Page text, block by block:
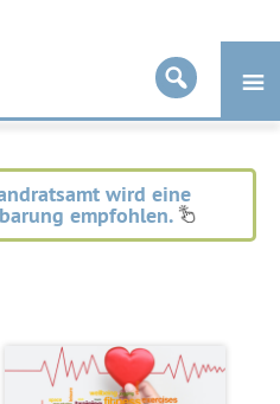
wird eine
empfohlen.